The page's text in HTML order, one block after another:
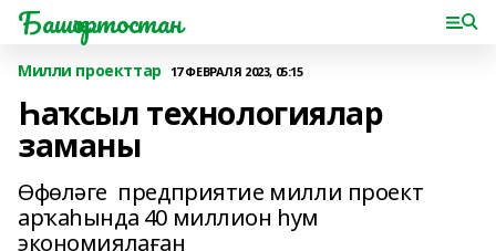
Башҡортостан
Милли проекттар 17 ФЕВРАЛЯ 2023, 05:15
Һаҡсыл технологиялар
заманы
Өфөләге предприятие милли проект
арҡаһында 40 миллион һум
экономиялаған